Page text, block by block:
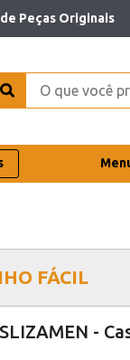
Peças Originais
FÁCIL
-